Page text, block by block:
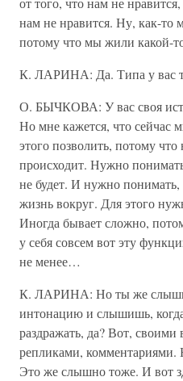
нам не нравится. Ну, как-то
потому что мы жили какой-
К. ЛАРИНА: Да. Типа у вас
О. БЫЧКОВА: У вас своя
Но мне кажется, что сейчас
этого позволить, потому
происходит. Нужно
не будет. И нужно понимать,
жизнь вокруг. Для этого
Иногда бывает сложно,
у себя совсем вот эту
не менее…
К. ЛАРИНА: Но ты же
интонацию и слышишь,
раздражать, да? Вот,
репликами, комментариями.
Это же слышно тоже. И вот